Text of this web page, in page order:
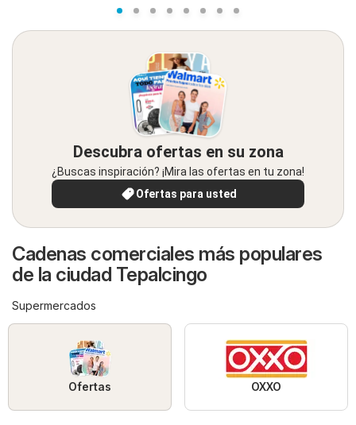
Descubra ofertas en su zona
¿Buscas inspiración? ¡Mira las ofertas en tu zona!
Ofertas para usted
Cadenas comerciales más populares
de la ciudad Tepalcingo
Supermercados
Ofertas OXXO